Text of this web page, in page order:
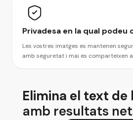
Privadesa en la qual podeu
Les vostres imatges es mantenen
amb seguretat i mai es comparteixen
Elimina el text de
amb resultats